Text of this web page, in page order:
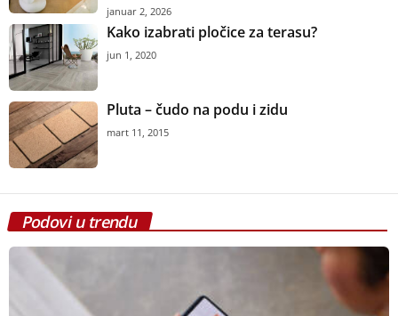
januar 2, 2026
Kako izabrati pločice za terasu?
jun 1, 2020
Pluta – čudo na podu i zidu
mart 11, 2015
Podovi u trendu